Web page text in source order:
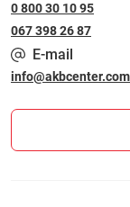
0 800 30 10 95
067 398 26 87
E-mail